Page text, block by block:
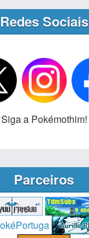
Redes Sociais
Siga a Pokémothim!
Parceiros